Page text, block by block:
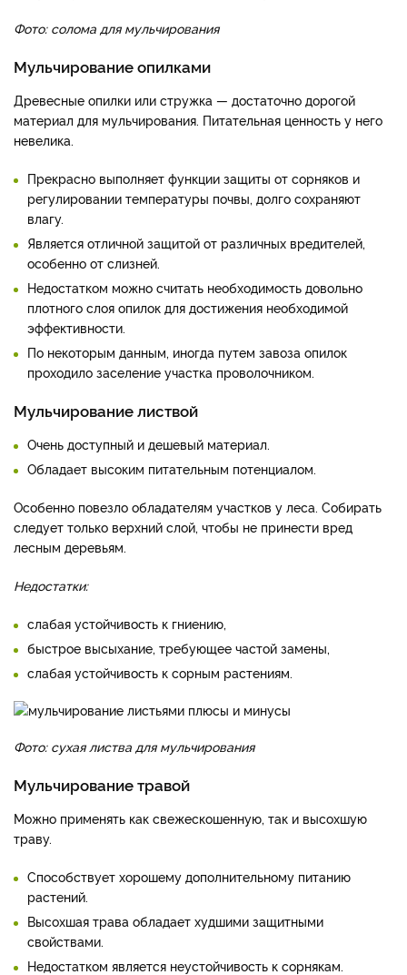
Фото: солома для мульчирования
Мульчирование опилками
Древесные опилки или стружка — достаточно дорогой
материал для мульчирования. Питательная ценность у него
невелика.
Прекрасно выполняет функции защиты от сорняков и
регулировании температуры почвы, долго сохраняют
влагу.
Является отличной защитой от различных вредителей,
особенно от слизней.
Недостатком можно считать необходимость довольно
плотного слоя опилок для достижения необходимой
эффективности.
По некоторым данным, иногда путем завоза опилок
проходило заселение участка проволочником.
Мульчирование листвой
Очень доступный и дешевый материал.
Обладает высоким питательным потенциалом.
Особенно повезло обладателям участков у леса. Собирать
следует только верхний слой, чтобы не принести вред
лесным деревьям.
Недостатки:
слабая устойчивость к гниению,
быстрое высыхание, требующее частой замены,
слабая устойчивость к сорным растениям.
Фото: сухая листва для мульчирования
Мульчирование травой
Можно применять как свежескошенную, так и высохшую
траву.
Способствует хорошему дополнительному питанию
растений.
Высохшая трава обладает худшими защитными
свойствами.
Недостатком является неустойчивость к сорнякам.